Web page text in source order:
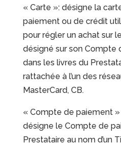
« Carte »: désigne la
paiement ou de crédit
pour régler un achat sur
désigné sur son Compte
dans les livres du
rattachée à l’un des
MasterCard, CB.
« Compte de paiement
désigne le Compte de
Prestataire au nom d’un